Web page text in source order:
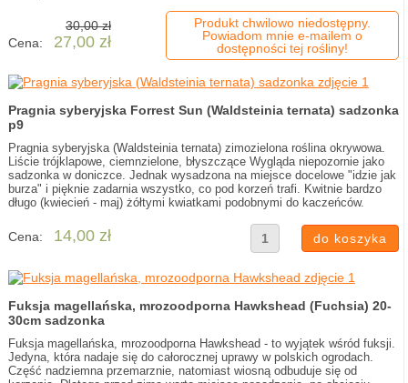
30,00 zł
Cena:
27,00 zł
Produkt chwilowo niedostępny.
Powiadom mnie e-mailem o
dostępności tej rośliny!
Pragnia syberyjska Forrest Sun (Waldsteinia ternata) sadzonka
p9
Pragnia syberyjska (Waldsteinia ternata) zimozielona roślina okrywowa.
Liście trójklapowe, ciemnzielone, błyszczące Wygląda niepozornie jako
sadzonka w doniczce. Jednak wysadzona na miejsce docelowe "idzie jak
burza" i pięknie zadarnia wszystko, co pod korzeń trafi. Kwitnie bardzo
długo (kwiecień - maj) żółtymi kwiatkami podobnymi do kaczeńców.
Cena: 14,00 zł
Fuksja magellańska, mrozoodporna Hawkshead (Fuchsia) 20-
30cm sadzonka
Fuksja magellańska, mrozoodporna Hawkshead - to wyjątek wśród fuksji.
Jedyna, która nadaje się do całorocznej uprawy w polskich ogrodach.
Część nadziemna przemarznie, natomiast wiosną odbuduje się od